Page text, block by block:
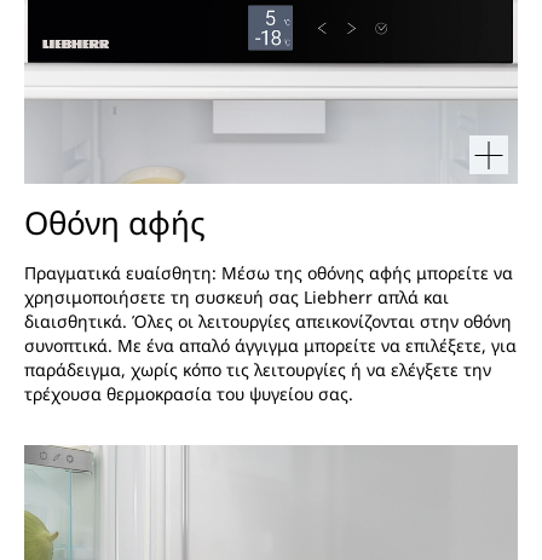
Οθόνη αφής
Πραγματικά ευαίσθητη: Μέσω της οθόνης αφής μπορείτε να
χρησιμοποιήσετε τη συσκευή σας Liebherr απλά και
διαισθητικά. Όλες οι λειτουργίες απεικονίζονται στην οθόνη
συνοπτικά. Με ένα απαλό άγγιγμα μπορείτε να επιλέξετε, για
παράδειγμα, χωρίς κόπο τις λειτουργίες ή να ελέγξετε την
τρέχουσα θερμοκρασία του ψυγείου σας.